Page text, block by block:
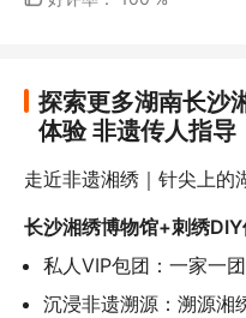
探索更多湖南长沙
体验 非遗传人指导
走近非遗湘绣｜针尖上的
长沙湘绣博物馆+刺绣
私人VIP包团：一家一
沉浸非遗溯源：溯源湘